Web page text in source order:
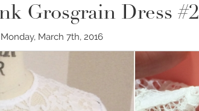
Grosgrain Dress #2
Monday, March 7th, 2016